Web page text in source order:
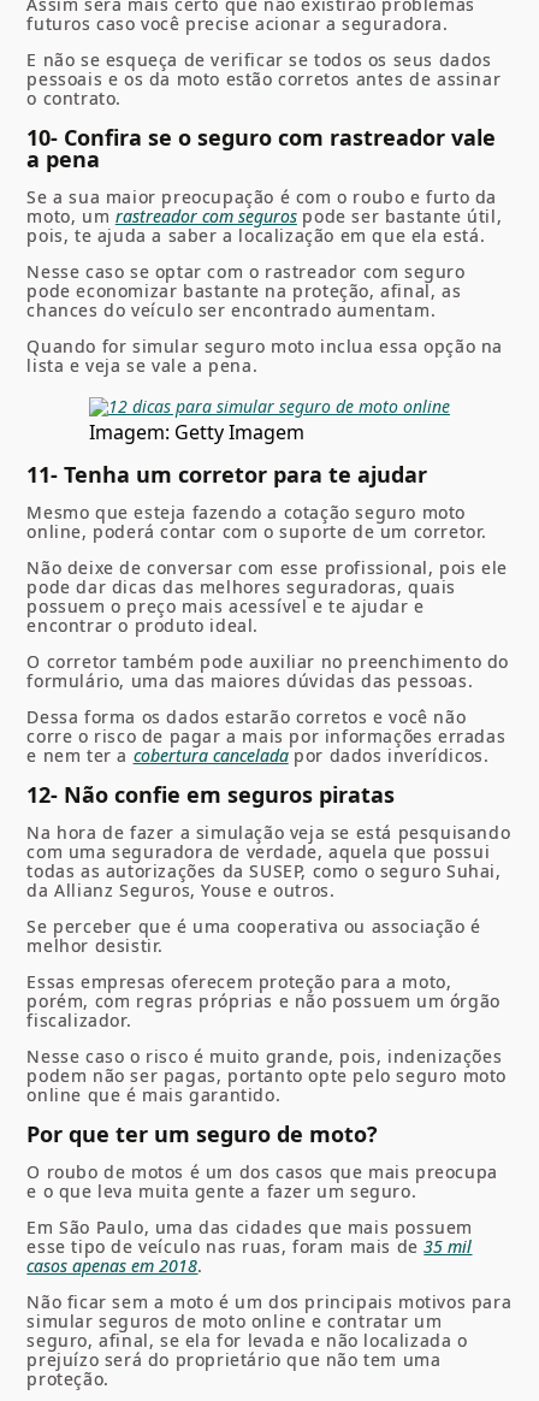
futuros caso você precise acionar a seguradora.
E não se esqueça de verificar se todos os seus dados
pessoais e os da moto estão corretos antes de assinar
o contrato.
10- Confira se o seguro com rastreador vale
a pena
Se a sua maior preocupação é com o roubo e furto da
moto, um rastreador com segurospode ser bastante útil,
pois, te ajuda a saber a localização em que ela está.
Nesse caso se optar com o rastreador com seguro
pode economizar bastante na proteção, afinal, as
chances do veículo ser encontrado aumentam.
Quando for simular seguro moto inclua essa opção na
lista e veja se vale a pena.
Imagem: Getty Imagem
11- Tenha um corretor para te ajudar
Mesmo que esteja fazendo a cotação seguro moto
online, poderá contar com o suporte de um corretor.
Não deixe de conversar com esse profissional, pois ele
pode dar dicas das melhores seguradoras, quais
possuem o preço mais acessível e te ajudar e
encontrar o produto ideal.
O corretor também pode auxiliar no preenchimento do
formulário, uma das maiores dúvidas das pessoas.
Dessa forma os dados estarão corretos e você não
corre o risco de pagar a mais por informações erradas
e nem ter a cobertura canceladapor dados inverídicos.
12- Não confie em seguros piratas
Na hora de fazer a simulação veja se está pesquisando
com uma seguradora de verdade, aquela que possui
todas as autorizações da SUSEP, como o seguro Suhai,
da Allianz Seguros, Youse e outros.
Se perceber que é uma cooperativa ou associação é
melhor desistir.
Essas empresas oferecem proteção para a moto,
porém, com regras próprias e não possuem um órgão
fiscalizador.
Nesse caso o risco é muito grande, pois, indenizações
podem não ser pagas, portanto opte pelo seguro moto
online que é mais garantido.
Por que ter um seguro de moto?
O roubo de motos é um dos casos que mais preocupa
e o que leva muita gente a fazer um seguro.
Em São Paulo, uma das cidades que mais possuem
esse tipo de veículo nas ruas, foram mais de35 mil
casos apenas em 2018.
Não ficar sem a moto é um dos principais motivos para
simular seguros de moto online e contratar um
seguro, afinal, se ela for levada e não localizada o
prejuízo será do proprietário que não tem uma
proteção.